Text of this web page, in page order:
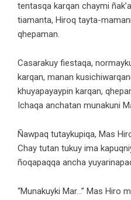
tentasqa karqan chaymi
tiamanta, Hiroq tayta-
qhepaman.
Casarakuy fiestaqa,
karqan, manan
khuyapayaypin karqan,
Ichaqa anchatan munakuni
Ñawpaq tutaykupiqa, Mas
Chay tutan tukuy ima
ñoqapaqqa ancha
“Munakuyki Mar…” Mas Hiro